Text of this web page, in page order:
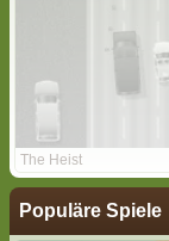
The Heist
Populäre Spiele